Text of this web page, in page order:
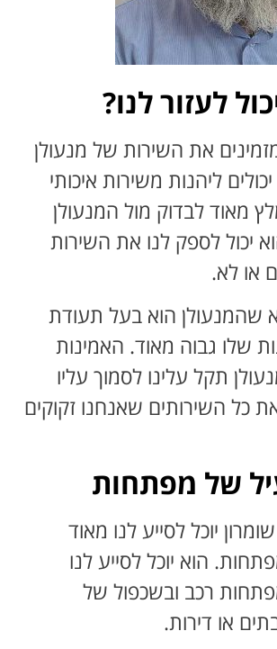
לעזור לנו?
את השירות של מנעולן
ליהנות משירות איכותי
מאוד לבדוק מול המנעולן
יכול לספק לנו את השירות
או לא.
שהמנעולן הוא בעל תעודת
שלו גבוה מאוד. האמינות
תקל עלינו לסמוך עליו
כל השירותים שאנחנו זקוקים
של מפתחות
יוכל לסייע לנו מאוד
הוא יוכל לסייע לנו
רכב ובשכפול של
או דירות.